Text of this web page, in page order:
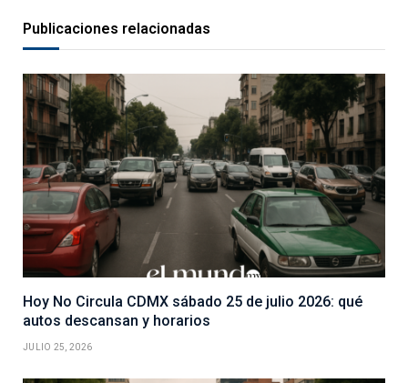
Publicaciones relacionadas
Hoy No Circula CDMX sábado 25 de julio 2026: qué
autos descansan y horarios
JULIO 25, 2026